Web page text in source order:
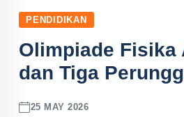
PENDIDIKAN
Olimpiade Fisika
dan Tiga
25 MAY 2026